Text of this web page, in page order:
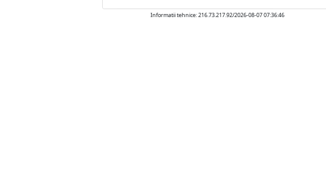
Informatii tehnice: 216.73.217.92/2026-08-07 07:36:46